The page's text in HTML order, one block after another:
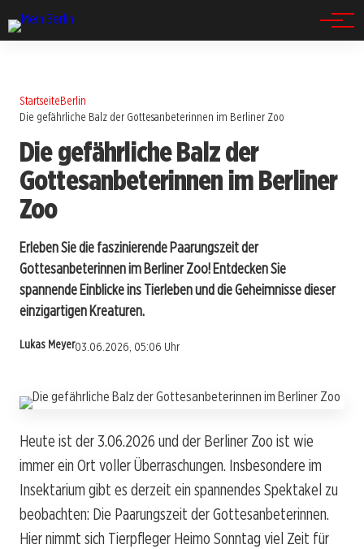
StartseiteBerlin
Die gefährliche Balz der Gottesanbeterinnen im Berliner Zoo
Die gefährliche Balz der
Gottesanbeterinnen im Berliner
Zoo
Erleben Sie die faszinierende Paarungszeit der
Gottesanbeterinnen im Berliner Zoo! Entdecken Sie
spannende Einblicke ins Tierleben und die Geheimnisse dieser
einzigartigen Kreaturen.
Lukas Meyer03.06.2026, 05:06 Uhr
Heute ist der 3.06.2026 und der Berliner Zoo ist wie
immer ein Ort voller Überraschungen. Insbesondere im
Insektarium gibt es derzeit ein spannendes Spektakel zu
beobachten: Die Paarungszeit der Gottesanbeterinnen.
Hier nimmt sich Tierpfleger Heimo Sonntag viel Zeit für